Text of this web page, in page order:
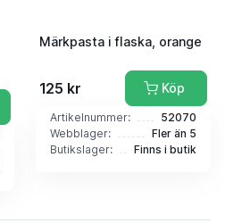
Märkpasta i flaska, orange
125 kr Köp
Artikelnummer:
52070
Webblager:
Fler än 5
Butikslager:
Finns i butik